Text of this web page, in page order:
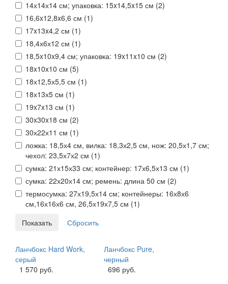
14х14х14 см; упаковка: 15x14,5x15 см (2)
16,6x12,8x6,6 см (1)
17x13x4,2 см (1)
18,4х6х12 см (1)
18,5x10x9,4 см; упаковка: 19x11x10 см (2)
18x10x10 см (5)
18х12,5х5,5 см (1)
18х13х5 cм (1)
19x7x13 см (1)
30x30x18 см (2)
30х22х11 см (1)
ложка: 18,5х4 см, вилка: 18,3х2,5 см, нож: 20,5х1,7 см;
чехол: 23,5х7х2 см (1)
сумка: 21х15х33 см; контейнер: 17х6,5х13 см (1)
сумка: 22х20х14 см; ремень: длина 50 см (2)
термосумка: 27х19,5х14 см; контейнеры: 16х8х6
см,16х16х6 см, 26,5х19х7,5 см (1)
Ланчбокс Hard Work,
серый
1 570 руб.
Ланчбокс Pure,
черный
696 руб.